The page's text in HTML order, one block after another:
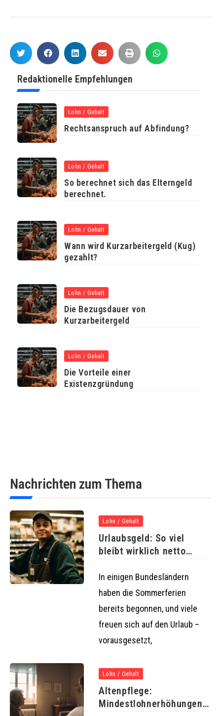
Redaktionelle Empfehlungen
Lohn / Gehalt
Rechtsanspruch auf Abfindung?
Lohn / Gehalt
So berechnet sich das Elterngeld
berechnet.
Lohn / Gehalt
Wann wird Kurzarbeitergeld (Kug)
gezahlt?
Lohn / Gehalt
Die Bezugsdauer von
Kurzarbeitergeld
Lohn / Gehalt
Die Vorteile einer
Existenzgründung
Nachrichten zum Thema
Lohn / Gehalt
Urlaubsgeld: So viel
bleibt wirklich netto
In einigen Bundesländern
haben die Sommerferien
bereits begonnen, und viele
freuen sich auf den Urlaub –
vorausgesetzt,
Lohn / Gehalt
Altenpflege:
Mindestlohnerhöhungen